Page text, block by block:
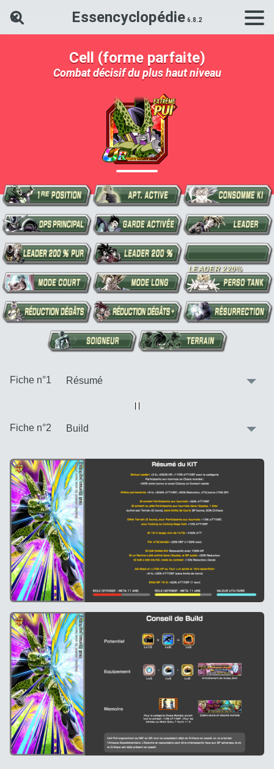
Essencyclopédie
Rechercher une carte Dokkan
Cell (forme parfaite)
Combat décisif du plus haut niveau
Fiche n°1
Vue alternative
Fiche n°2